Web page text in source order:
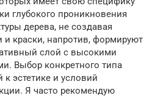
глубокого проникновения
дерева, не создавая
краски, напротив, формируют
слой с высокими
Выбор конкретного типа
к эстетике и условий
Я часто рекомендую